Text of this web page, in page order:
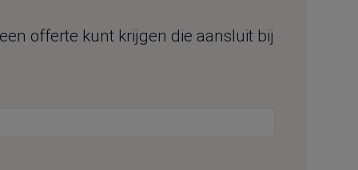
offerte kunt krijgen die aansluit bij